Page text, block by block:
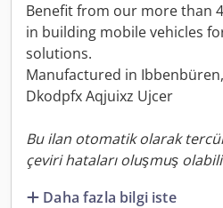
Benefit from our more than
in building mobile vehicles
solutions.
Manufactured in
Dkodpfx Aqjuixz Ujcer
Bu ilan otomatik olarak
çeviri hataları oluşmuş
Daha fazla bilgi iste